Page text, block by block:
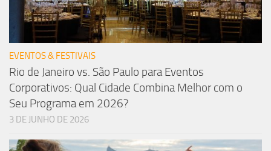
EVENTOS & FESTIVAIS
Rio de Janeiro vs. São Paulo para Eventos
Corporativos: Qual Cidade Combina Melhor com o
Seu Programa em 2026?
3 DE JUNHO DE 2026